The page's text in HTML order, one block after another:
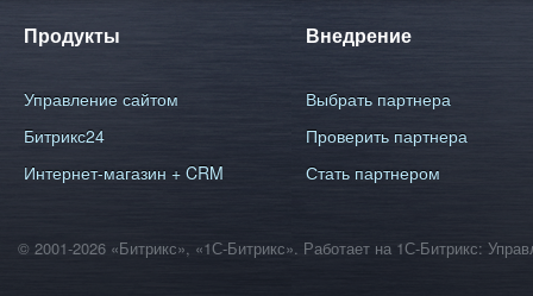
Продукты
Управление сайтом
Битрикс24
Интернет-магазин + CRM
Внедрение
Выбрать партнера
Проверить партнера
Стать партнером
© 2001-2026 «Битрикс», «1С-Битрикс». Работает на 1С-Битрикс: